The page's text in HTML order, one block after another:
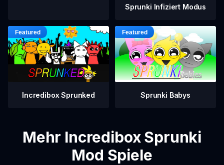
Sprunki Infiziert Modus
Incredibox Sprunked Sprunki Babys
Mehr Incredibox Sprunki
Mod Spiele